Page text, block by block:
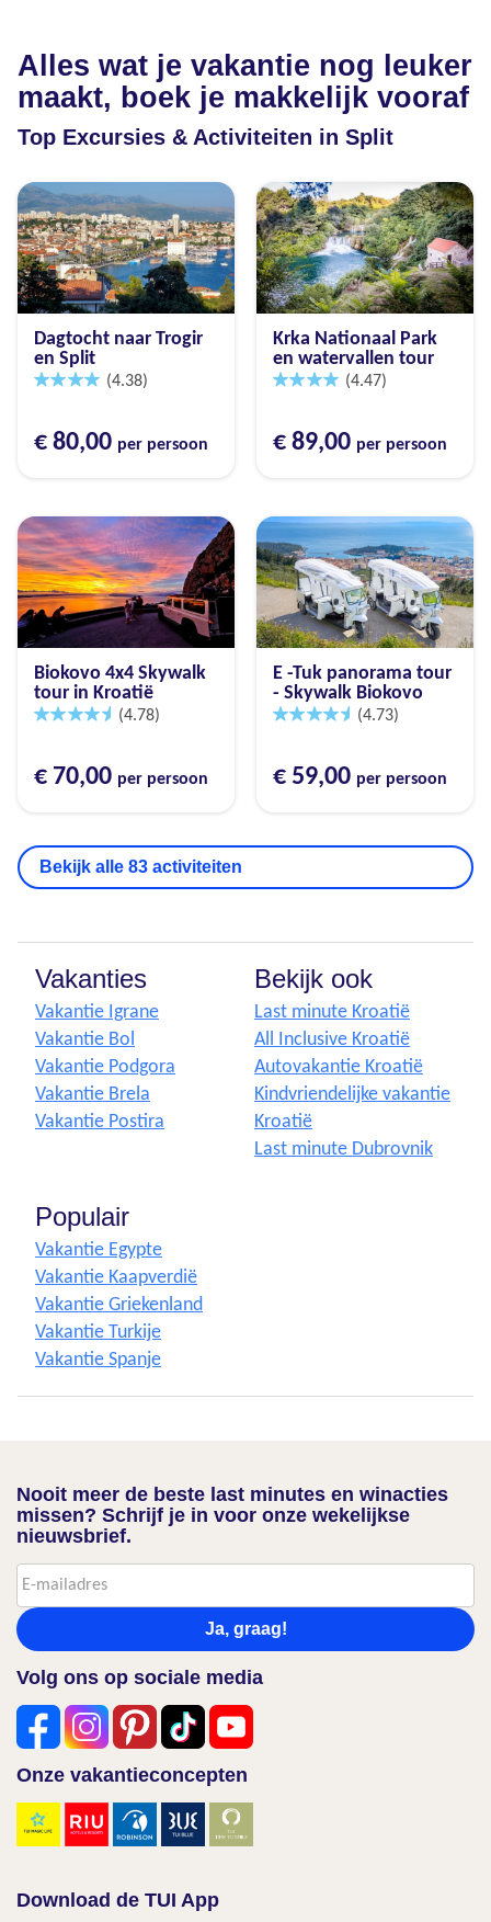
Alles wat je vakantie nog leuker
maakt, boek je makkelijk vooraf
Top Excursies & Activiteiten in Split
Dagtocht naar Trogir
en Split
(4.38)
€ 80,00 per persoon
Krka Nationaal Park
en watervallen tour
(4.47)
€ 89,00 per persoon
Biokovo 4x4 Skywalk
tour in Kroatië
(4.78)
€ 70,00 per persoon
E -Tuk panorama tour
- Skywalk Biokovo
(4.73)
€ 59,00 per persoon
Bekijk alle 83 activiteiten
Vakanties
Vakantie Igrane
Vakantie Bol
Vakantie Podgora
Vakantie Brela
Vakantie Postira
Bekijk ook
Last minute Kroatië
All Inclusive Kroatië
Autovakantie Kroatië
Kindvriendelijke vakantie
Kroatië
Last minute Dubrovnik
Populair
Vakantie Egypte
Vakantie Kaapverdië
Vakantie Griekenland
Vakantie Turkije
Vakantie Spanje
Nooit meer de beste last minutes en winacties
missen? Schrijf je in voor onze wekelijkse
nieuwsbrief.
Ja, graag!
Volg ons op sociale media
Onze vakantieconcepten
Download de TUI App